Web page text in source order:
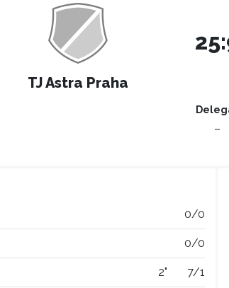
TJ Astra Praha
–
0/0
0/0
2" 7/1